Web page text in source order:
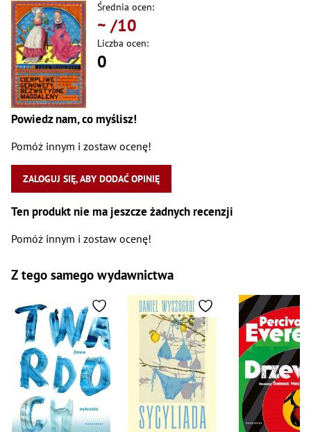
Średnia ocen:
~ /10
Liczba ocen:
0
Powiedz nam, co myślisz!
Pomóż innym i zostaw ocenę!
ZALOGUJ SIĘ, ABY DODAĆ OPINIĘ
Ten produkt nie ma jeszcze żadnych recenzji
Pomóż innym i zostaw ocenę!
Z tego samego wydawnictwa